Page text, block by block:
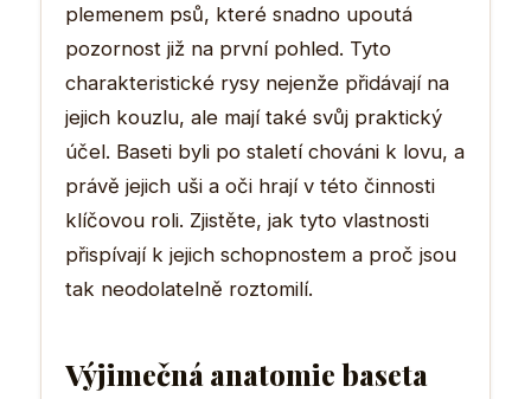
plemenem psů, které snadno upoutá
pozornost již na první pohled. Tyto
charakteristické rysy nejenže přidávají na
jejich kouzlu, ale mají také svůj praktický
účel. Baseti byli po staletí chováni k lovu, a
právě jejich uši a oči hrají v této činnosti
klíčovou roli. Zjistěte, jak tyto vlastnosti
přispívají k jejich schopnostem a proč jsou
tak neodolatelně roztomilí.
Výjimečná anatomie baseta